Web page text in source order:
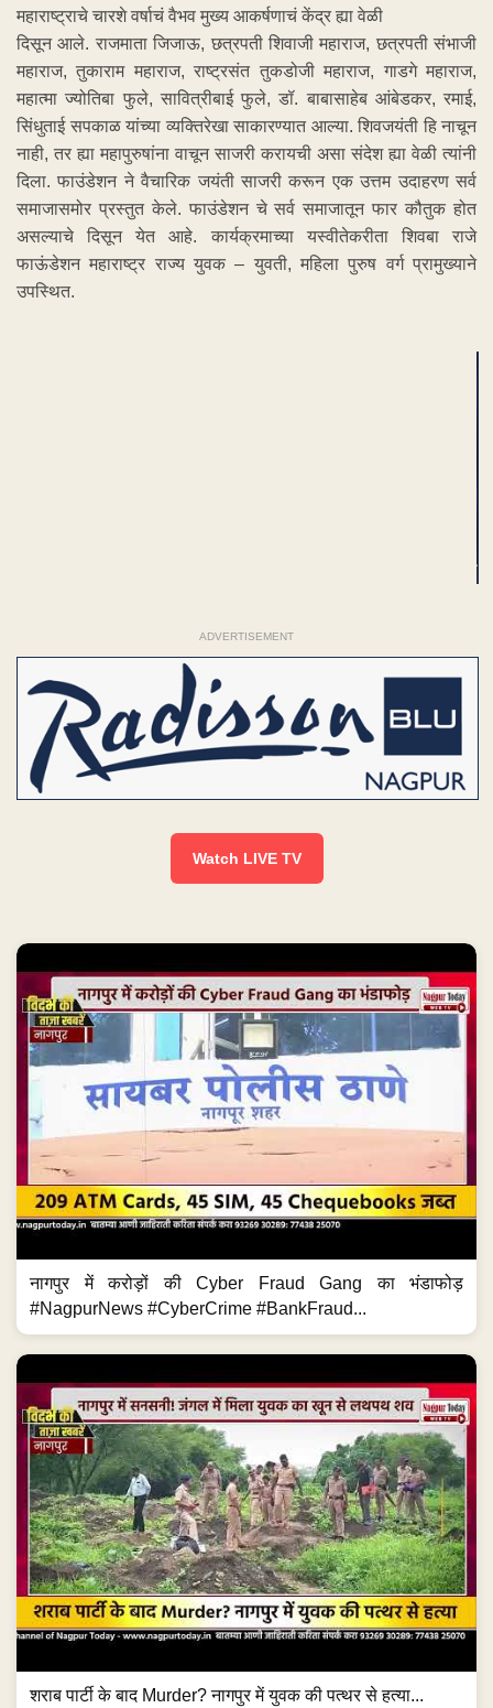
महाराष्ट्राचे चारशे वर्षाचं वैभव मुख्य आकर्षणाचं केंद्र ह्या वेळी
दिसून आले. राजमाता जिजाऊ, छत्रपती शिवाजी महाराज, छत्रपती संभाजी
महाराज, तुकाराम महाराज, राष्ट्रसंत तुकडोजी महाराज, गाडगे महाराज,
महात्मा ज्योतिबा फुले, सावित्रीबाई फुले, डॉ. बाबासाहेब आंबेडकर, रमाई,
सिंधुताई सपकाळ यांच्या व्यक्तिरेखा साकारण्यात आल्या. शिवजयंती हि नाचून
नाही, तर ह्या महापुरुषांना वाचून साजरी करायची असा संदेश ह्या वेळी त्यांनी
दिला. फाउंडेशन ने वैचारिक जयंती साजरी करून एक उत्तम उदाहरण सर्व
समाजासमोर प्रस्तुत केले. फाउंडेशन चे सर्व समाजातून फार कौतुक होत
असल्याचे दिसून येत आहे. कार्यक्रमाच्या यस्वीतेकरीता शिवबा राजे
फाऊंडेशन महाराष्ट्र राज्य युवक – युवती, महिला पुरुष वर्ग प्रामुख्याने
उपस्थित.
ADVERTISEMENT
Watch LIVE TV
नागपुर में करोड़ों की Cyber Fraud Gang का भंडाफोड़
#NagpurNews #CyberCrime #BankFraud...
शराब पार्टी के बाद Murder? नागपुर में युवक की पत्थर से हत्या...